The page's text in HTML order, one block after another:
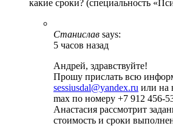
какие сроки? (специальность
Станислав says:
5 часов назад
Андрей, здравствуйте!
Прошу прислать всю
sessiusdal@yandex.ru или на
max по номеру +7 912 456-
Анастасия рассмотрит
стоимость и сроки